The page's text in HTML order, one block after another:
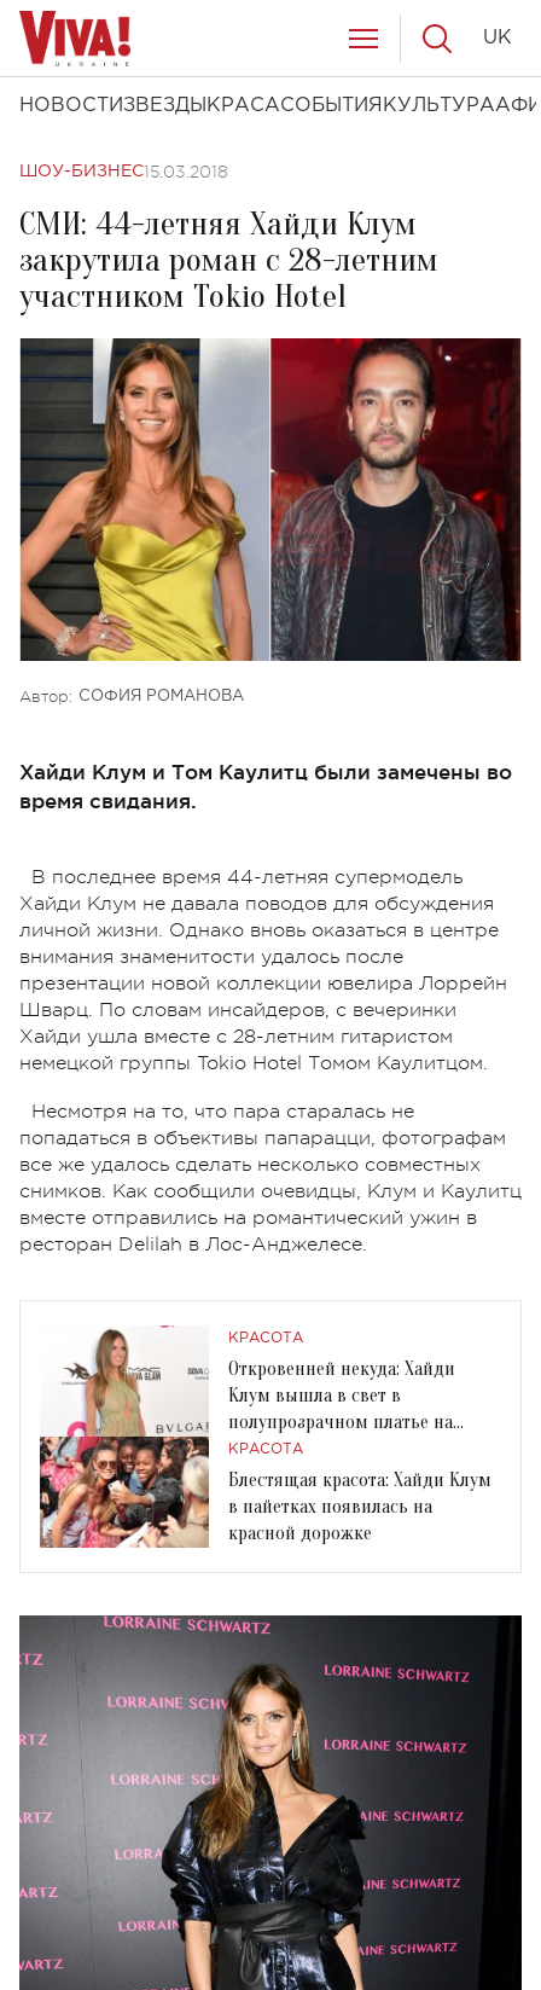
НОВОСТИ ЗВЕЗДЫ КРАСАСОБЫТИЯ КУЛЬТУРА
UK
ШОУ-БИЗНЕС15.03.2018
СМИ: 44-летняя Хайди Клум
закрутила роман с 28-летним
участником Tokio Hotel
Автор: СОФИЯ РОМАНОВА
Хайди Клум и Том Каулитц были замечены во
время свидания.
В последнее время 44-летняя супермодель
Хайди Клум не давала поводов для обсуждения
личной жизни. Однако вновь оказаться в центре
внимания знаменитости удалось после
презентации новой коллекции ювелира Лоррейн
Шварц. По словам инсайдеров, с вечеринки
Хайди ушла вместе с 28-летним гитаристом
немецкой группы Tokio Hotel Томом Каулитцом.
Несмотря на то, что пара старалась не
попадаться в объективы папарацци, фотографам
все же удалось сделать несколько совместных
снимков. Как сообщили очевидцы, Клум и Каулитц
вместе отправились на романтический ужин в
ресторан Delilah в Лос-Анджелесе.
КРАСОТА
Откровенней некуда: Хайди
Клум вышла в свет в
полупрозрачном платье на
голое тело
КРАСОТА
Блестящая красота: Хайди Клум
в пайетках появилась на
красной дорожке